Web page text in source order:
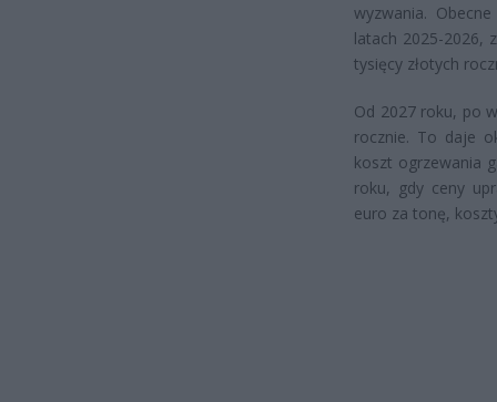
wyzwania.
latach 2025-2026,
tysięcy złotych
Od 2027 roku, po
rocznie. To daje
koszt ogrzewania
roku, gdy ceny
euro za tonę,